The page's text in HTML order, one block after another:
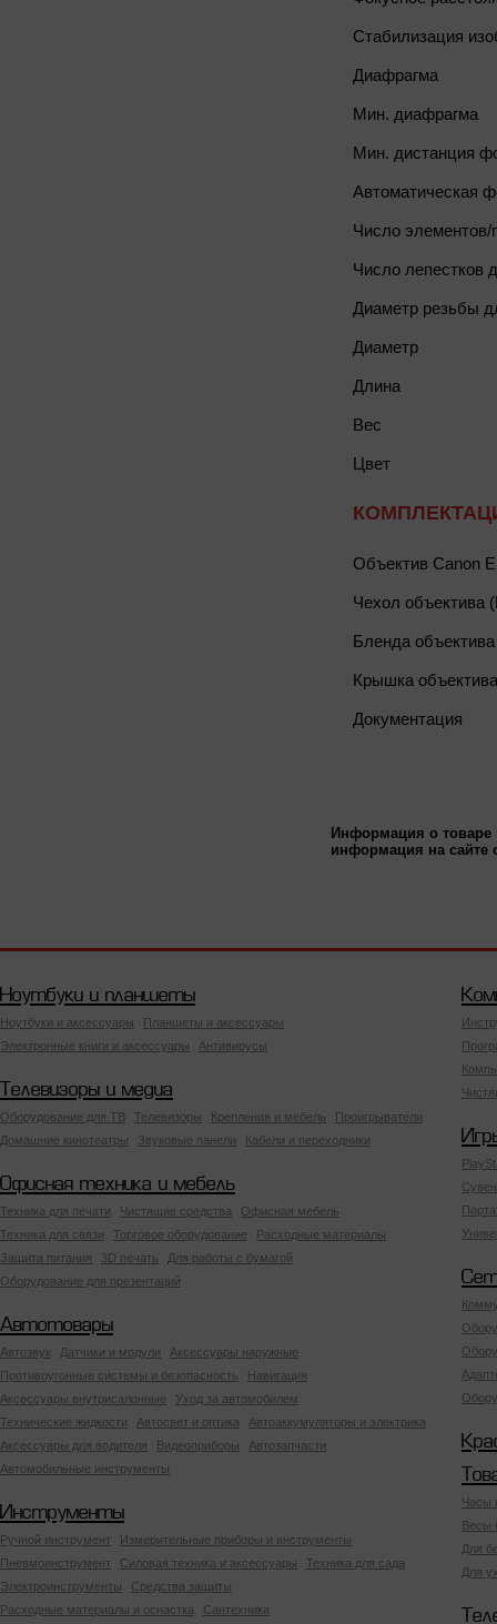
Стабилизация
Диафрагма
Мин. диафрагма
Мин. дистанция
Автоматическая
Число элементов/
Число лепестков
Диаметр резьбы
Диаметр
Длина
Вес
Цвет
Объектив Canon
Чехол объектива
Бленда
Крышка
Документация
Информация о товаре
информация на сайте
Ноутбуки и планшеты
Ноутбуки и аксессуары
Планшеты и аксессуары
Электронные книги и аксессуары
Антивирусы
Телевизоры и медиа
Оборудование для ТВ Телевизоры Крепления и мебель
Проигрыватели
Домашние кинотеатры
Звуковые панели Кабели и переходники
Офисная техника и мебель
Техника для печати Чистящие средства
Офисная мебель
Техника для связи
Торговое оборудование
Расходные материалы
Защита питания
3D печать
Для работы с бумагой
Оборудование для презентаций
Автотовары
Автозвук Датчики и модули
Аксессуары наружные
Противоугонные системы и безопасность
Навигация
Аксесcуары внутрисалонные
Уход за автомобилем
Технические жидкости
Автосвет и оптика
Автоаккумуляторы и электрика
Аксессуары для водителя
Видеоприборы
Автозапчасти
Автомобильные инструменты
Часы
Весы
Для
Для
Инструменты
Ручной инструмент
Измерительные приборы и инструменты
Пневмоинструмент
Силовая техника и аксессуары
Техника для сада
Электроинструменты
Средства защиты
Расходные материалы и оснастка
Сантехника